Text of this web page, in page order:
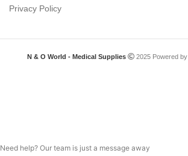
Privacy Policy
N & O World - Medical Supplies 2025 Powered by
Need help? Our team is just a message away